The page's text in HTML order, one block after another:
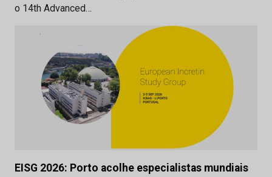
o 14th Advanced…
EISG 2026: Porto acolhe especialistas mundiais